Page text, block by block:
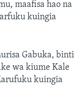
maafisa hao na
kuingia
Gabuka, binti
wa kiume Kale
kuingia